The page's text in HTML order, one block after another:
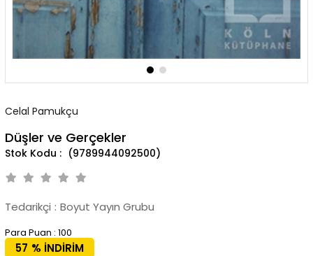
Celal Pamukçu
Düşler ve Gerçekler
(9789944092500)
Tedarikçi : Boyut Yayın Grubu
Para Puan : 100
%
57
İNDIRIM